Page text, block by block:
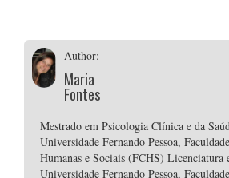
Author:
Maria
Fontes
Mestrado em Psicologia Clínica e da
Universidade Fernando Pessoa,
Humanas e Sociais (FCHS) Licenciatura
Universidade Fernando Pessoa,